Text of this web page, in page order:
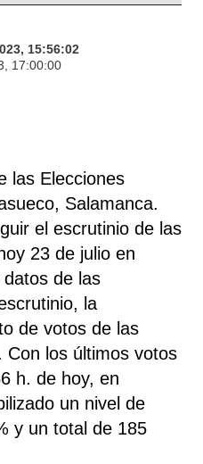
15:56:02
17:00:00
las Elecciones
Salamanca.
el escrutinio de las
23 de julio en
de las
la
de votos de las
Con los últimos votos
h. de hoy, en
un nivel de
y un total de 185